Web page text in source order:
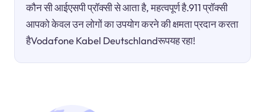
कौन सी आईएसपी प्रॉक्सी से आता है, महत्वपूर्ण है.911 प्रॉक्सी
आपको केवल उन लोगों का उपयोग करने की क्षमता प्रदान करता
हैVodafone Kabel Deutschlandरूपयह रहा!